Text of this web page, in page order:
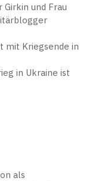
und Frau
mit Kriegsende in
in Ukraine ist
als